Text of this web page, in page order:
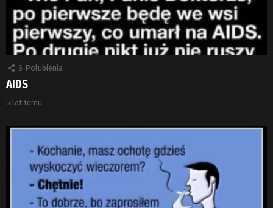
6 Polubienia
AIDS
5 lat temu